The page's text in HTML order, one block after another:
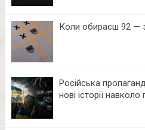
Коли обираєш 92 —
Російська
нові історії навколо